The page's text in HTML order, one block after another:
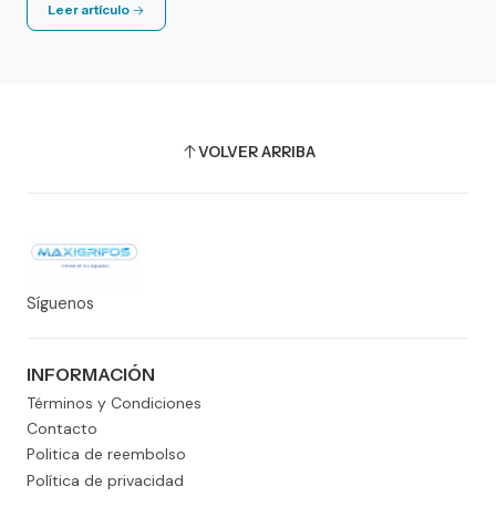
Leer artículo
VOLVER ARRIBA
Síguenos
INFORMACIÓN
Términos y Condiciones
Contacto
Politica de reembolso
Política de privacidad